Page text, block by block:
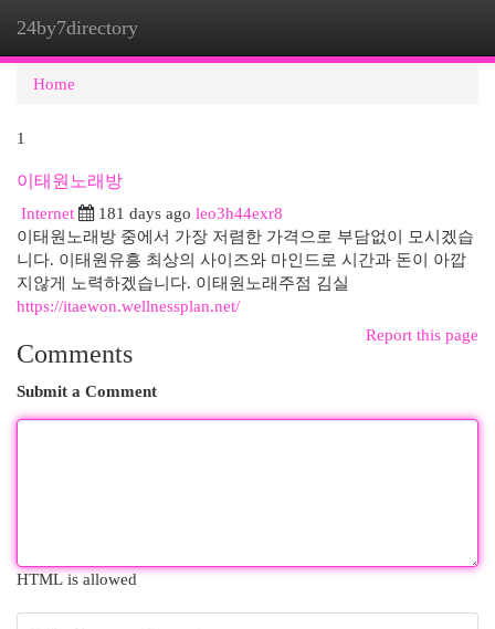
24by7directory
Home
1
이태원노래방
Internet
181 days ago leo3h44exr8
이태원노래방 중에서 가장 저렴한 가격으로 부담없이 모시겠습
니다. 이태원유흥 최상의 사이즈와 마인드로 시간과 돈이 아깝
지않게 노력하겠습니다. 이태원노래주점 김실
https://itaewon.wellnessplan.net/
Report this page
Comments
Submit a Comment
HTML is allowed